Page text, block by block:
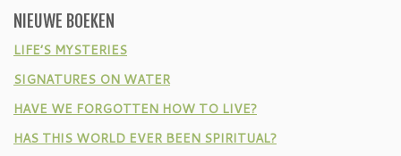
NIEUWE BOEKEN
LIFE’S MYSTERIES
SIGNATURES ON WATER
HAVE WE FORGOTTEN HOW TO LIVE?
HAS THIS WORLD EVER BEEN SPIRITUAL?